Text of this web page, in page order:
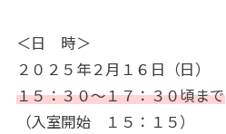
＜日 時＞
２０２５年２月１６日（日）
１５：３０～１７：３０頃まで
（入室開始 １５：１５）